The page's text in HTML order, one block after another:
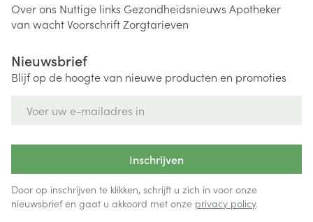
Over ons Nuttige links Gezondheidsnieuws Apotheker
van wachtVoorschriftZorgtarieven
Nieuwsbrief
Blijf op de hoogte van nieuwe producten en promoties
Inschrijven
Door op inschrijven te klikken, schrijft u zich in voor onze
nieuwsbrief en gaat u akkoord met onze privacy policy.